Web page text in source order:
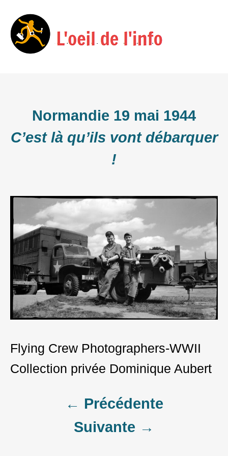
Skip
to
Normandie 19 mai 1944
C’est là qu’ils vont débarquer
!
Flying Crew Photographers-WWII
Collection privée Dominique Aubert
navigation
← Précédente
Suivante →